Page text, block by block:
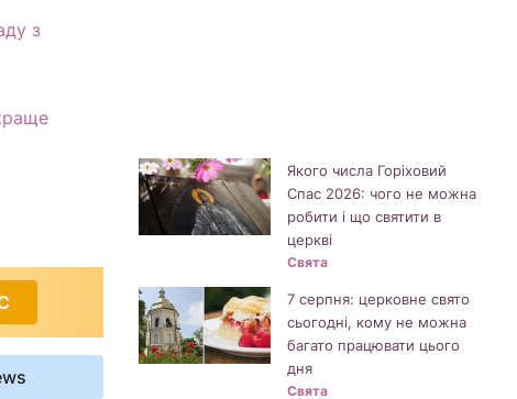
з
Якого числа Горіховий
Спас 2026: чого не можна
робити і що святити в
церкві
Свята
7 серпня: церковне свято
сьогодні, кому не можна
багато працювати цього
дня
Свята